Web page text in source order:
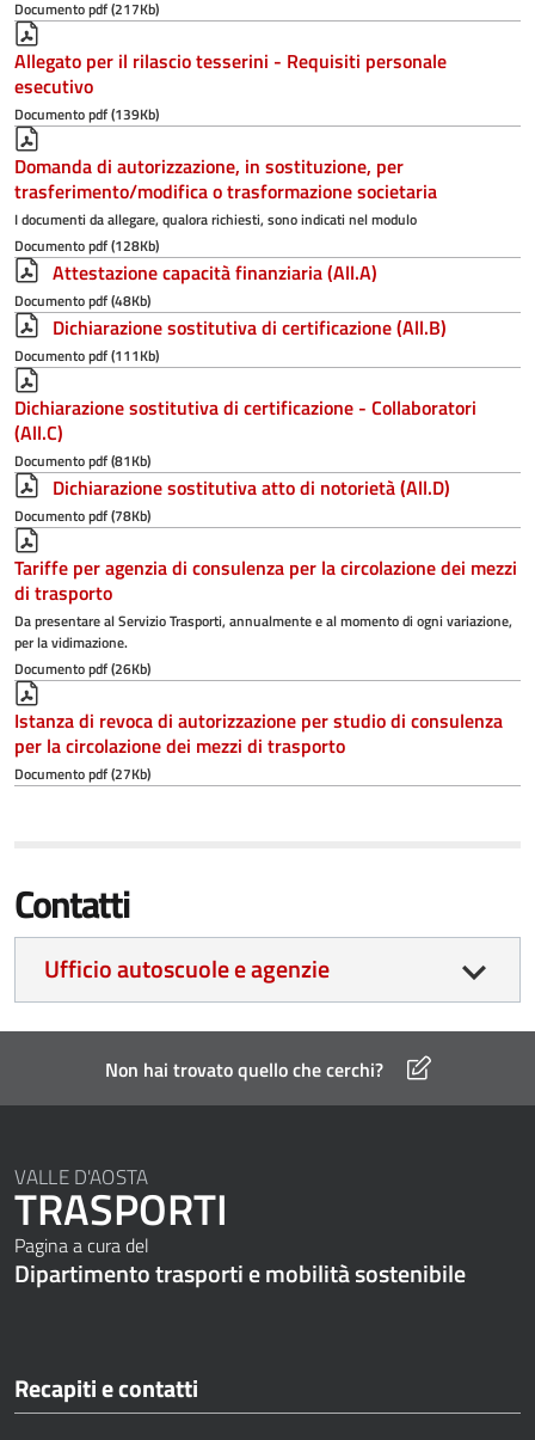
Documento pdf (217Kb)
Allegato per il rilascio tesserini - Requisiti personale
esecutivo
Documento pdf (139Kb)
Domanda di autorizzazione, in sostituzione, per
trasferimento/modifica o trasformazione societaria
I documenti da allegare, qualora richiesti, sono indicati nel modulo
Documento pdf (128Kb)
Attestazione capacità finanziaria (All.A)
Documento pdf (48Kb)
Dichiarazione sostitutiva di certificazione (All.B)
Documento pdf (111Kb)
Dichiarazione sostitutiva di certificazione - Collaboratori
(All.C)
Documento pdf (81Kb)
Dichiarazione sostitutiva atto di notorietà (All.D)
Documento pdf (78Kb)
Tariffe per agenzia di consulenza per la circolazione dei mezzi
di trasporto
Da presentare al Servizio Trasporti, annualmente e al momento di ogni variazione,
per la vidimazione.
Documento pdf (26Kb)
Istanza di revoca di autorizzazione per studio di consulenza
per la circolazione dei mezzi di trasporto
Documento pdf (27Kb)
Contatti
Ufficio autoscuole e agenzie
Non hai trovato quello che cerchi?
VALLE D'AOSTA
TRASPORTI
Pagina a cura del
Dipartimento trasporti e mobilità sostenibile
Recapiti e contatti